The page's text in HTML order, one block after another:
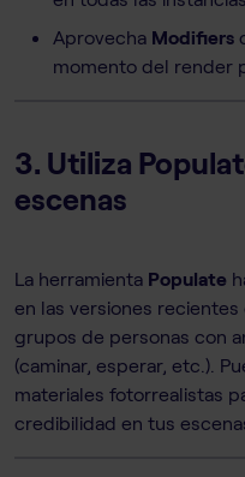
Aprovecha Modifiers
momento del render
3. Utiliza
escenas
La herramienta Populate
en las versiones
grupos de personas con
(caminar, esperar, etc.).
materiales fotorrealistas
credibilidad en tus